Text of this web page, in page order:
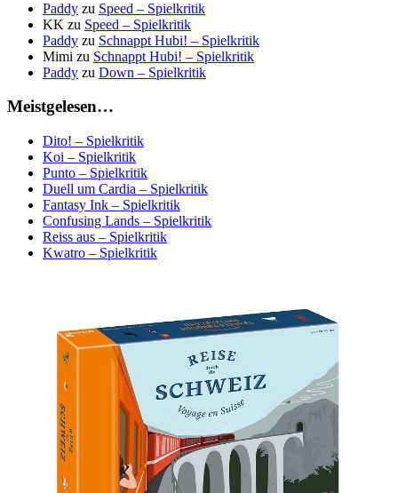
Paddy zu Speed – Spielkritik
KK zu Speed – Spielkritik
Paddy zu Schnappt Hubi! – Spielkritik
Mimi zu Schnappt Hubi! – Spielkritik
Paddy zu Down – Spielkritik
Meistgelesen…
Dito! – Spielkritik
Koi – Spielkritik
Punto – Spielkritik
Duell um Cardia – Spielkritik
Fantasy Ink – Spielkritik
Confusing Lands – Spielkritik
Reiss aus – Spielkritik
Kwatro – Spielkritik